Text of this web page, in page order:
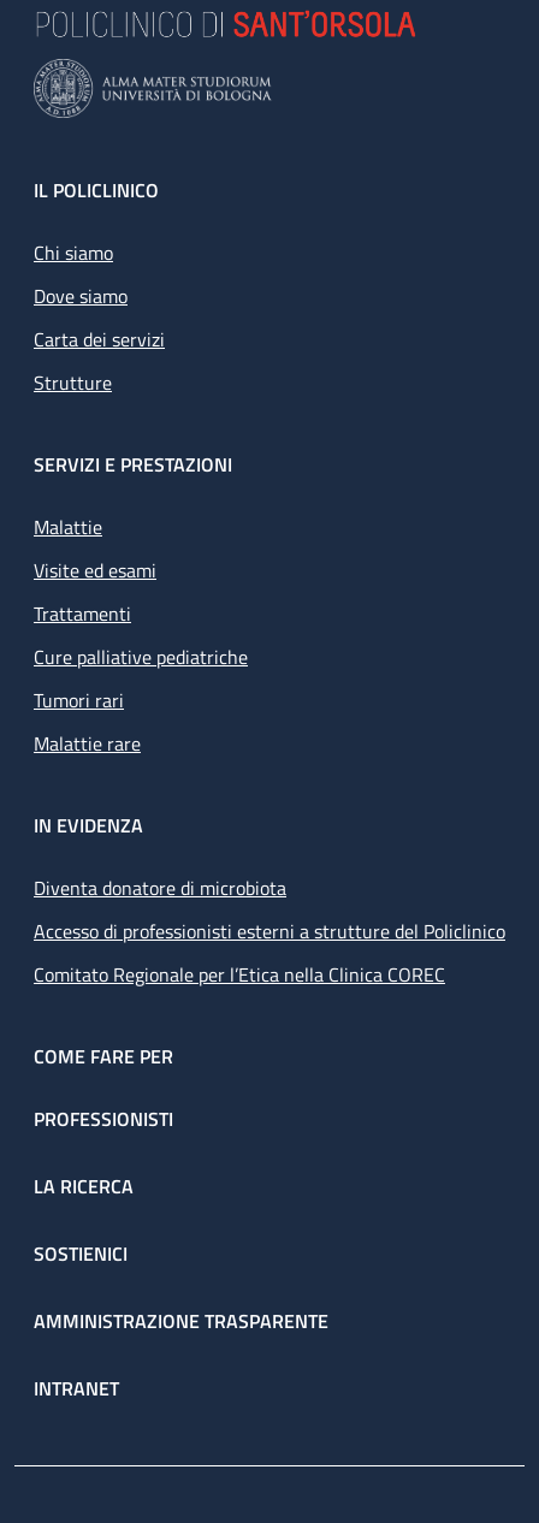
Footer
IL POLICLINICO
Chi siamo
Dove siamo
Carta dei servizi
Strutture
SERVIZI E PRESTAZIONI
Malattie
Visite ed esami
Trattamenti
Cure palliative pediatriche
Tumori rari
Malattie rare
IN EVIDENZA
Diventa donatore di microbiota
Accesso di professionisti esterni a strutture del Policlinico
Comitato Regionale per l’Etica nella Clinica COREC
COME FARE PER
PROFESSIONISTI
LA RICERCA
SOSTIENICI
AMMINISTRAZIONE TRASPARENTE
INTRANET